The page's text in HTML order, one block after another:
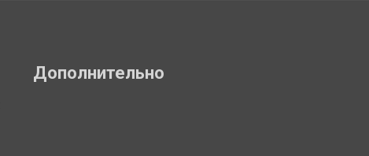
Дополнительно